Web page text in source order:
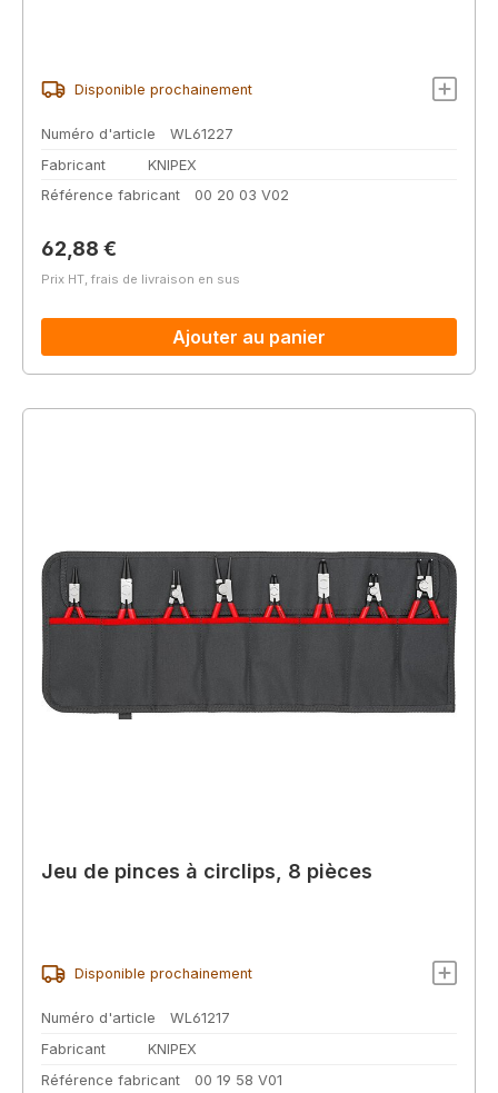
Disponible prochainement
Numéro d'article
WL61227
Fabricant
KNIPEX
Référence fabricant
00 20 03 V02
Prix régulier :
62,88 €
Prix HT, frais de livraison en sus
Ajouter au panier
Jeu de pinces à circlips, 8 pièces
Disponible prochainement
Numéro d'article
WL61217
Fabricant
KNIPEX
Référence fabricant
00 19 58 V01